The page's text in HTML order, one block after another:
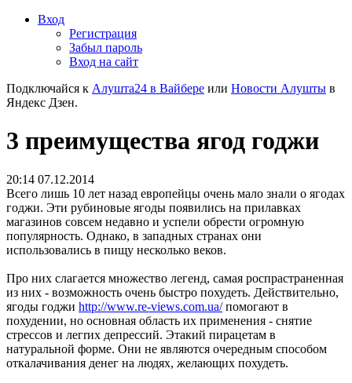
Вход
Регистрация
Забыл пароль
Вход на сайт
Подключайся к Алушта24 в Вайбере или Новости Алушты в
Яндекс Дзен.
3 преимущества ягод годжи
20:14 07.12.2014
Всего лишь 10 лет назад европейцы очень мало знали о ягодах
годжи. Эти рубиновые ягоды появились на прилавках
магазинов совсем недавно и успели обрести огромную
популярность. Однако, в западных странах они
использовались в пищу несколько веков.
Про них слагается множество легенд, самая роспрастраненная
из них - возможность очень быстро похудеть. Действительно,
ягоды годжи http://www.re-views.com.ua/помогают в
похудении, но основная область их применения - снятие
стрессов и легrих депрессий. Этакий пирацетам в
натуральной форме. Они не являются очередным способом
откалачивания денег на людях, желающих похудеть.